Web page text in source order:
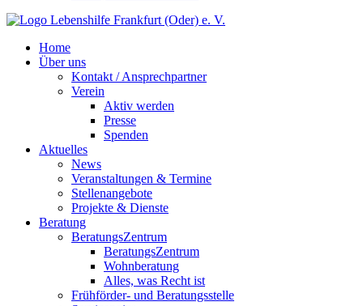
Home
Über uns
Kontakt / Ansprechpartner
Verein
Aktiv werden
Presse
Spenden
Aktuelles
News
Veranstaltungen & Termine
Stellenangebote
Projekte & Dienste
Beratung
BeratungsZentrum
BeratungsZentrum
Wohnberatung
Alles, was Recht ist
Frühförder- und Beratungsstelle